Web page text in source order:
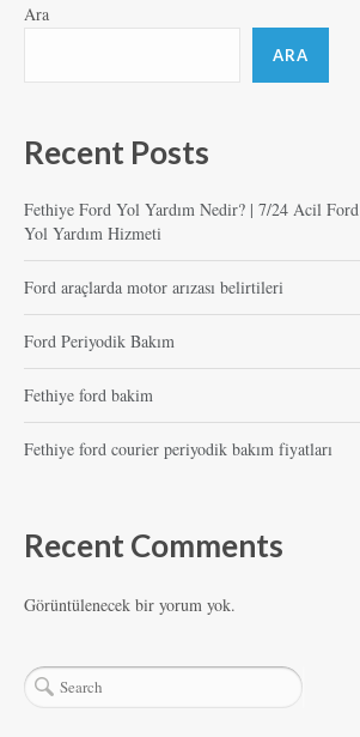
Ara
ARA
Recent Posts
Fethiye Ford Yol Yardım Nedir? | 7/24 Acil Ford
Yol Yardım Hizmeti
Ford araçlarda motor arızası belirtileri
Ford Periyodik Bakım
Fethiye ford bakim
Fethiye ford courier periyodik bakım fiyatları
Recent Comments
Görüntülenecek bir yorum yok.